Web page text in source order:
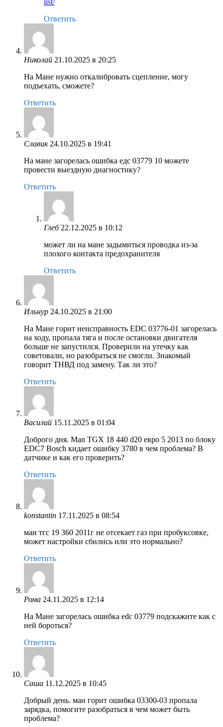
list/
Ответить
Николай 21.10.2025 в 20:25
На Мане нужно откалибровать сцепление, могу
подъехать, сможете?
Ответить
Славик 24.10.2025 в 19:41
На мане загорелась ошибка едс 03779 10 можете
провести выездную диагностику?
Ответить
Глеб 22.12.2025 в 10:12
может ли на мане задымиться проводка из-за
плохого контакта предохранителя
Ответить
Ильнур 24.10.2025 в 21:00
На Мане горит неисправность EDC 03776-01 загорелась
на ходу, пропала тяга и после остановки двигателя
больше не запустился. Проверили на утечку как
советовали, но разобраться не смогли. Знакомый
говорит ТНВД под замену. Так ли это?
Ответить
Василий 15.11.2025 в 01:04
Доброго дня. Man TGX 18 440 d20 евро 5 2013 по блоку
EDC7 Bosch кидает ошибку 3780 в чем проблема? В
датчике и как его проверить?
Ответить
konstantin 17.11.2025 в 08:54
ман тгс 19 360 2011г не отсекает газ при пробуксовке,
может настройки сбились или это нормально?
Ответить
Рома 24.11.2025 в 12:14
На Мане загорелась ошибка edc 03779 подскажите как с
ней бороться?
Ответить
Саша 11.12.2025 в 10:45
Добрый день. ман горит ошибка 03300-03 пропала
зарядка, помогите разобраться в чем может быть
проблема?